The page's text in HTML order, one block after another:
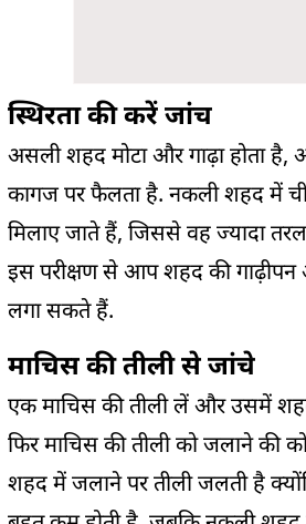
स्थिरता की करें जांच
असली शहद मोटा और गाढ़ा होता है,
कागज पर फैलता है. नकली शहद में
मिलाए जाते हैं, जिससे वह ज्यादा
इस परीक्षण से आप शहद की गाढ़ीपन
लगा सकते हैं.
माचिस की तीली से जांचे
एक माचिस की तीली लें और उसमें
फिर माचिस की तीली को जलाने की
शहद में जलाने पर तीली जलती है